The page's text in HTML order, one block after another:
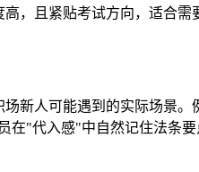
，且紧贴考试方向，适合需
新人可能遇到的实际场景。
"代入感"中自然记住法条要